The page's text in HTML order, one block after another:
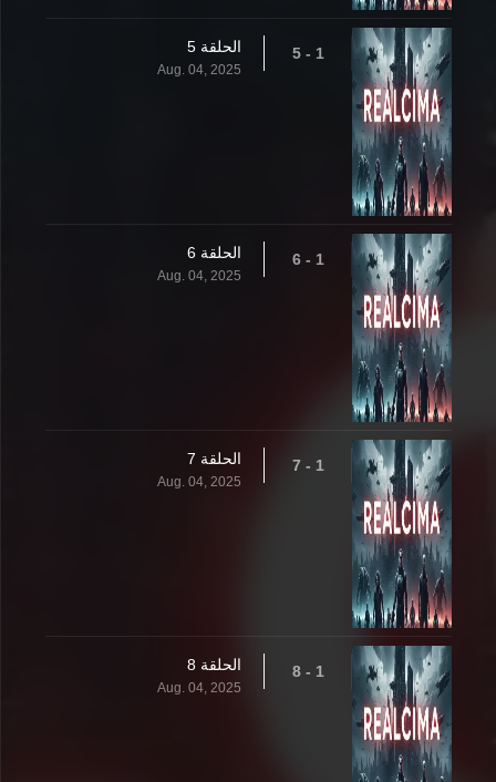
1 - 5 الحلقة 5
Aug. 04, 2025
1 - 6 الحلقة 6
Aug. 04, 2025
1 - 7 الحلقة 7
Aug. 04, 2025
1 - 8 الحلقة 8
Aug. 04, 2025